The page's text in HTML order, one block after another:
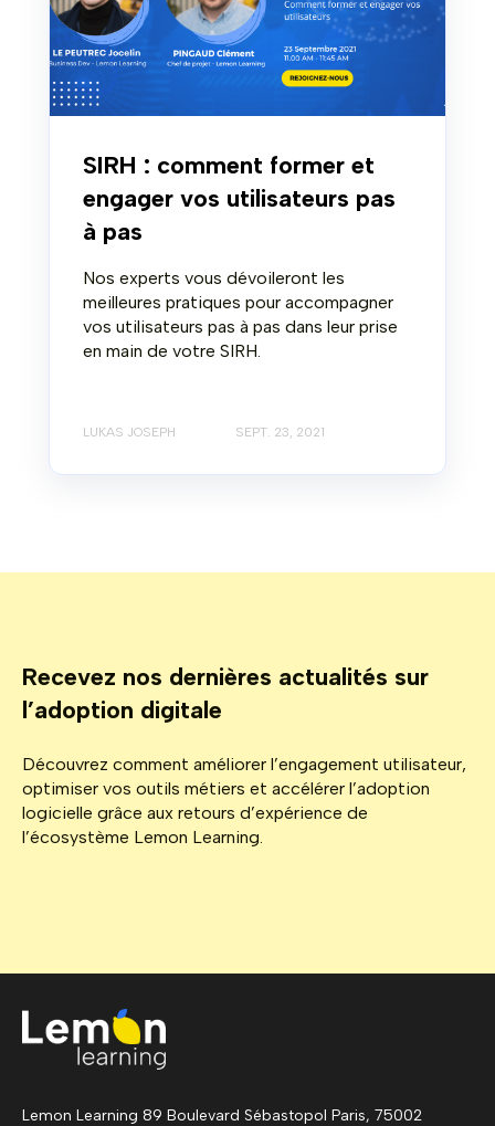
SIRH : comment former et
engager vos utilisateurs pas
à pas
Nos experts vous dévoileront les
meilleures pratiques pour accompagner
vos utilisateurs pas à pas dans leur prise
en main de votre SIRH.
LUKAS JOSEPH SEPT. 23, 2021
Recevez nos dernières actualités sur
l’adoption digitale
Découvrez comment améliorer l’engagement utilisateur,
optimiser vos outils métiers et accélérer l’adoption
logicielle grâce aux retours d’expérience de
l’écosystème Lemon Learning.
Lemon Learning 89 Boulevard Sébastopol Paris, 75002